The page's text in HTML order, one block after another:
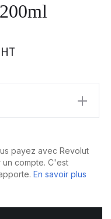
HT